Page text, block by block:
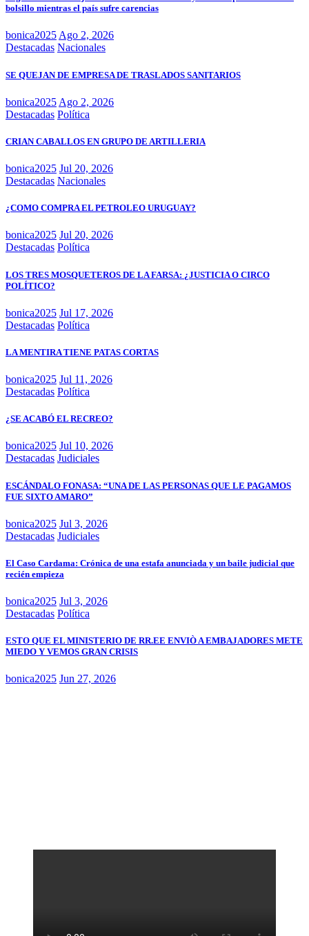
bolsillo mientras el país sufre carencias
bonica2025 Ago 2, 2026
Destacadas Nacionales
SE QUEJAN DE EMPRESA DE TRASLADOS SANITARIOS
bonica2025 Ago 2, 2026
Destacadas Política
CRIAN CABALLOS EN GRUPO DE ARTILLERIA
bonica2025 Jul 20, 2026
Destacadas Nacionales
¿COMO COMPRA EL PETROLEO URUGUAY?
bonica2025 Jul 20, 2026
Destacadas Política
LOS TRES MOSQUETEROS DE LA FARSA: ¿JUSTICIA O CIRCO
POLÍTICO?
bonica2025 Jul 17, 2026
Destacadas Política
LA MENTIRA TIENE PATAS CORTAS
bonica2025 Jul 11, 2026
Destacadas Política
¿SE ACABÓ EL RECREO?
bonica2025 Jul 10, 2026
Destacadas Judiciales
ESCÁNDALO FONASA: “UNA DE LAS PERSONAS QUE LE PAGAMOS
FUE SIXTO AMARO”
bonica2025 Jul 3, 2026
Destacadas Judiciales
El Caso Cardama: Crónica de una estafa anunciada y un baile judicial que
recién empieza
bonica2025 Jul 3, 2026
Destacadas Política
ESTO QUE EL MINISTERIO DE RR.EE ENVIÒ A EMBAJADORES METE
MIEDO Y VEMOS GRAN CRISIS
bonica2025 Jun 27, 2026